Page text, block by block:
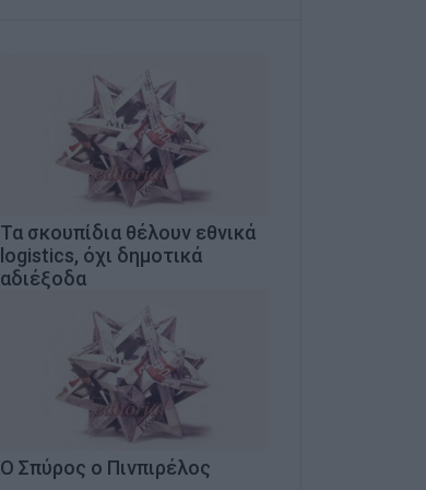
Τα σκουπίδια θέλουν εθνικά
logistics, όχι δημοτικά
αδιέξοδα
Ο Σπύρος ο Πινπιρέλος